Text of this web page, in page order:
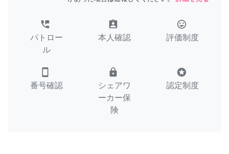
perm_phone_msg
パトロー
ル
assignment_ind
本人確認
tag_faces
評価制度
smartphone
番号確認
lock
シェアワ
ーカー保
険
stars
認定制度